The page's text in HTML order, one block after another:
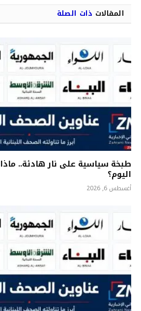
المقالات ذات الصلة
طبخة سياسية على نار هادئة..
اليوم؟
أغسطس 6, 2026